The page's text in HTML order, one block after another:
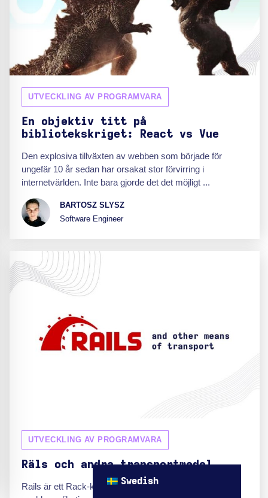
UTVECKLING AV PROGRAMVARA
En objektiv titt på
bibliotekskriget: React vs Vue
Den explosiva tillväxten av webben som började för
ungefär 10 år sedan har orsakat stor förvirring i
internetvärlden. Inte bara gjorde det det möjligt ...
BARTOSZ SLYSZ
Software Engineer
UTVECKLING AV PROGRAMVARA
Räls och andra transportmedel
Rails är ett Rack-kompatibelt ramverk med fokus på
Swedish